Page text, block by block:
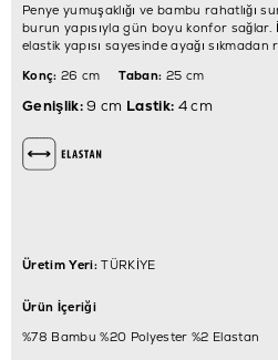
Penye yumuşaklığı ve bambu rahatlığı
burun yapısıyla gün boyu konfor
elastik yapısı sayesinde ayağı
Konç: 26 cm Taban: 25 cm
Genişlik:9 cm Lastik: 4 cm
Üretim Yeri:TÜRKİYE
Ürün İçeriği
%78 Bambu %20 Polyester %2 Elastan